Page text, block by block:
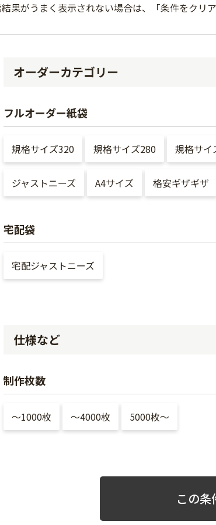
果がうまく表示されない場合は、「条件をクリ
オーダーカテゴリー
フルオーダー紙袋
規格サイズ320 規格サイズ280 規格サイ
ジャストニーズ A4サイズ 格安ギザギザ
宅配袋
宅配ジャストニーズ
仕様など
制作枚数
〜1000枚 〜4000枚 5000枚〜